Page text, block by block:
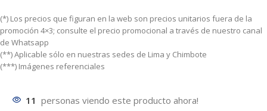
(*) Los precios que figuran en la web son precios unitarios fuera de la
promoción 4×3; consulte el precio promocional a través de nuestro canal
de Whatsapp
(**) Aplicable sólo en nuestras sedes de Lima y Chimbote
(***) Imágenes referenciales
11 personas viendo este producto ahora!